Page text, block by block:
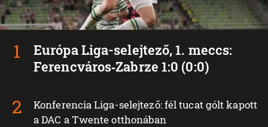
Európa Liga-selejtező, 1. meccs:
Ferencváros‑Zabrze 1:0 (0:0)
Konferencia Liga-selejtező: fél tucat gólt kapott
a DAC a Twente otthonában